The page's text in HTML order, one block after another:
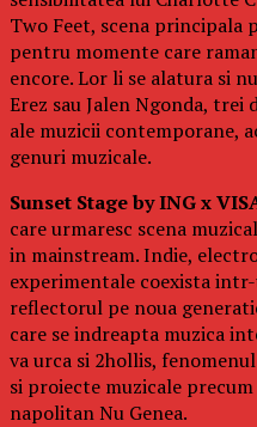
Two Feet, scena
pentru momente care
encore. Lor li se alatura si
Erez sau Jalen Ngonda,
ale muzicii contemporane,
genuri muzicale.
Sunset Stage by ING x
care urmaresc scena
in mainstream. Indie,
experimentale coexista
reflectorul pe noua
care se indreapta muzica
va urca si 2hollis,
si proiecte muzicale precum
napolitan Nu Genea.